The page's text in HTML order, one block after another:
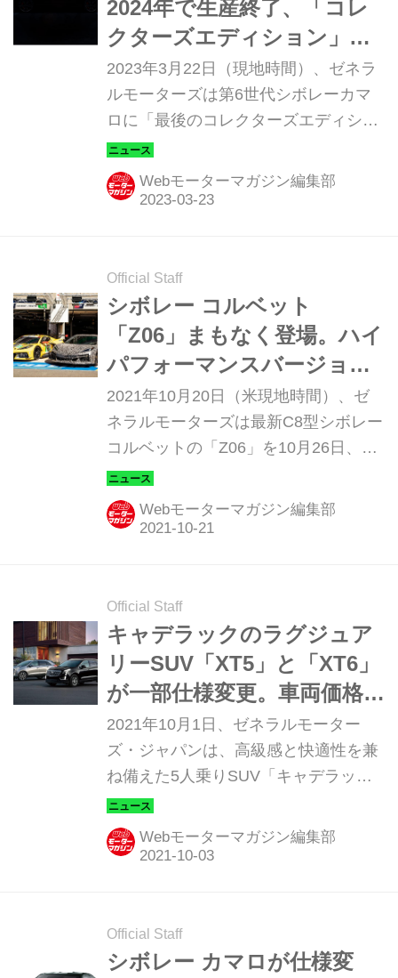
2024年で生産終了、「コレ
クターズエディション」が
最後の限定車になる？
2023年3月22日（現地時間）、ゼネラ
ルモーターズは第6世代シボレーカマ
ロに「最後のコレクターズエディショ
ンを今秋設定する」と発表した。「コ
レクターズエディション」はカマロの
2024年モデルの「RS」と「SS」、北
その詳細は後日発表される。
Webモーターマガジン編集部
Official Staff
シボレー コルベット
「Z06」まもなく登場。ハイ
パフォーマンスバージョン
が10月26日初公開に
2021年10月20日（米現地時間）、ゼ
ネラルモーターズは最新C8型シボレー
コルベットの「Z06」を10月26日、世
界に向けて公開すると発表した。
Webモーターマガジン編集部
Official Staff
キャデラックのラグジュア
リーSUV「XT5」と「XT6」
が一部仕様変更。車両価格
も改定
2021年10月1日、ゼネラルモーター
ズ・ジャパンは、高級感と快適性を兼
ね備えた5人乗りSUV「キャデラック
XT5」と、6人乗り3列シートSUV「キ
ャデラック XT6」の一部仕様変更およ
び価格を改訂を行ったと発表。同日よ
Webモーターマガジン編集部
Official Staff
シボレー カマロが仕様変